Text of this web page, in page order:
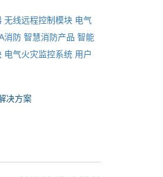
无线远程控制模块 电气
消防 智慧消防产品 智能
电气火灾监控系统 用户
决方案